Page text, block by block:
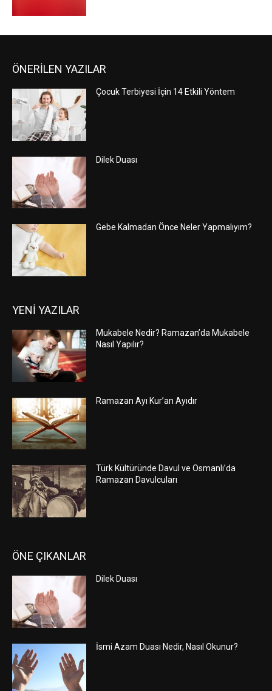
ÖNERİLEN YAZILAR
Çocuk Terbiyesi İçin 14 Etkili Yöntem
Dilek Duası
Gebe Kalmadan Önce Neler Yapmalıyım?
YENİ YAZILAR
Mukabele Nedir? Ramazan’da Mukabele
Nasıl Yapılır?
Ramazan Ayı Kur’an Ayıdır
Türk Kültüründe Davul ve Osmanlı’da
Ramazan Davulcuları
ÖNE ÇIKANLAR
Dilek Duası
İsmi Azam Duası Nedir, Nasıl Okunur?